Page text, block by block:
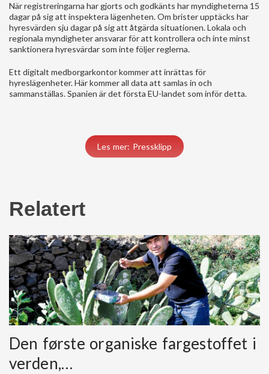
När registreringarna har gjorts och godkänts har myndigheterna 15
dagar på sig att inspektera lägenheten. Om brister upptäcks har
hyresvärden sju dagar på sig att åtgärda situationen. Lokala och
regionala myndigheter ansvarar för att kontrollera och inte minst
sanktionera hyresvärdar som inte följer reglerna.
Ett digitalt medborgarkontor kommer att inrättas för
hyreslägenheter. Här kommer all data att samlas in och
sammanställas. Spanien är det första EU-landet som inför detta.
Les mer: Pressklipp
Relatert
Den første organiske fargestoffet i
verden,…